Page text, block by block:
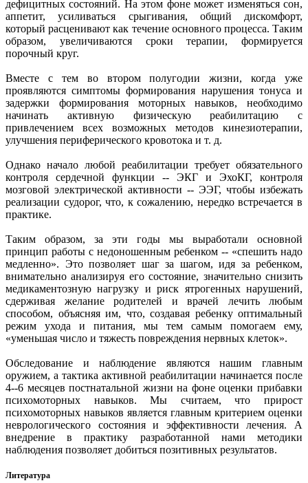
дефицитных состояний. На этом фоне может изменяться сон,
аппетит, усиливаться срыгивания, общий дискомфорт,
который расценивают как течение основного процесса. Таким
образом, увеличиваются сроки терапии, формируется
порочный круг.
Вместе с тем во втором полугодии жизни, когда уже
проявляются симптомы формирования нарушения тонуса и
задержки формирования моторных навыков, необходимо
начинать активную физическую реабилитацию с
привлечением всех возможных методов кинезиотерапии,
улучшения периферического кровотока и т. д.
Однако начало любой реабилитации требует обязательного
контроля сердечной функции -- ЭКГ и ЭхоКГ, контроля
мозговой электрической активности -- ЭЭГ, чтобы избежать
реализации судорог, что, к сожалению, нередко встречается в
практике.
Таким образом, за эти годы мы выработали основной
принцип работы с недоношенным ребенком -- «спешить надо
медленно». Это позволяет шаг за шагом, идя за ребенком,
внимательно анализируя его состояние, значительно снизить
медикаментозную нагрузку и риск ятрогенных нарушений,
сдерживая желание родителей и врачей лечить любым
способом, объясняя им, что, создавая ребенку оптимальный
режим ухода и питания, мы тем самым помогаем ему,
«уменьшая число и тяжесть повреждения нервных клеток».
Обследование и наблюдение являются нашим главным
оружием, а тактика активной реабилитации начинается после
4--6 месяцев постнатальной жизни на фоне оценки прибавки
психомоторных навыков. Мы считаем, что прирост
психомоторных навыков является главным критерием оценки
неврологического состояния и эффективности лечения. А
внедрение в практику разработанной нами методики
наблюдения позволяет добиться позитивных результатов.
Литература